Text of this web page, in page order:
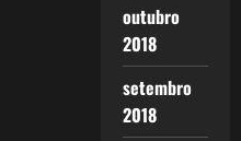
outubro
2018
setembro
2018